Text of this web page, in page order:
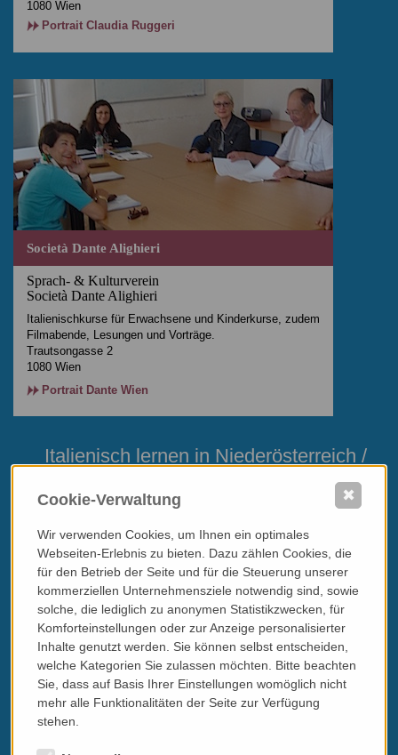
1080 Wien
Portrait Claudia Ruggeri
Società Dante Alighieri
Sprach- & Kulturverein
Società Dante Alighieri
Italienischkurse für Erwachsene und Kinderkurse, zudem
Filmabende, Lesungen und Vorträge.
Trautsongasse 2
1080 Wien
Portrait Dante Wien
Italienisch lernen in Niederösterreich /
Giusti-Sprachen.at
Italienisch lernen mit
Cookie-Verwaltung
Wir verwenden Cookies, um Ihnen ein optimales
Webseiten-Erlebnis zu bieten. Dazu zählen Cookies, die
für den Betrieb der Seite und für die Steuerung unserer
kommerziellen Unternehmensziele notwendig sind, sowie
solche, die lediglich zu anonymen Statistikzwecken, für
Komforteinstellungen oder zur Anzeige personalisierter
Inhalte genutzt werden. Sie können selbst entscheiden,
welche Kategorien Sie zulassen möchten. Bitte beachten
Sie, dass auf Basis Ihrer Einstellungen womöglich nicht
mehr alle Funktionalitäten der Seite zur Verfügung
stehen.
✖